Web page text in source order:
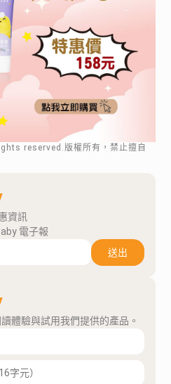
reserved.版權所有，禁止擅自
資訊
電子報
送出
體驗與試用我們提供的產品。